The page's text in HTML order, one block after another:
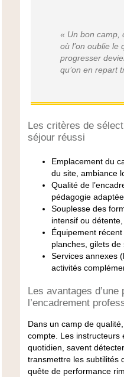
« Un bon camp,
où l’on oublie le
progresser
qu’on en repart
Les critères de
séjour réussi
Emplacementdu
du site, ambiance
Qualité de
pédagogie
Souplesse des
intensif ou
Équipement récent
planches, gilets de
Services annexes
activités
Les avantages d’une
l’encadrement
Dans un camp de
compte. Les instructeurs
quotidien, savent
transmettre les subtilités
quête de performance